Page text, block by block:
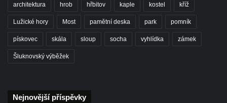
Podluží) v Rybništi
Sloup Panny Marie ve Cvikově
Sloup Panny Marie v kašně v České
Kamenici
svatých Petra a Pavla v Růžové
architektura hrob hřbitov kaple kostel kříž
Lužické hory Most pamětní deska park pomník
pískovec skála sloup socha vyhlídka zámek
Šluknovský výběžek
Nejnovější příspěvky